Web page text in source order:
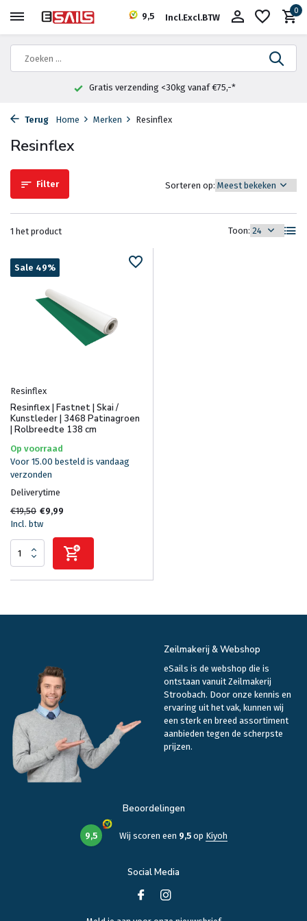
9,5 Incl.Excl.BTW
0
Gratis verzending <30kg vanaf €75,-*
Terug Home Merken Resinflex
Resinflex
Filter
1 het product Toon:
Sorteren op:
Sale 49%
Resinflex
Resinflex | Fastnet | Skai /
Kunstleder | 3468 Patinagroen
| Rolbreedte 138 cm
Op voorraad
Voor 15.00 besteld is vandaag
verzonden
Deliverytime
€19,50 €9,99
Incl. btw
Zeilmakerij & Webshop
eSails is de webshop die is
ontstaan vanuit Zeilmakerij
Stroobach. Door onze kennis en
ervaring uit het vak, kunnen wij
een sterk en breed assortiment
aanbieden tegen de scherpste
prijzen.
Beoordelingen
9,5 Wij scoren een 9,5op Kiyoh
Social Media